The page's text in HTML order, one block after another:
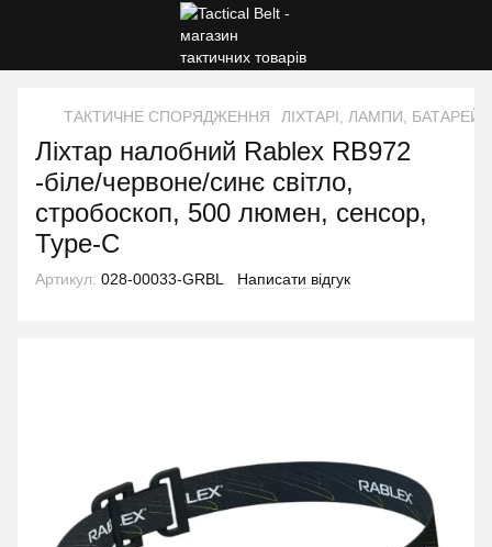
ТАКТИЧНЕ СПОРЯДЖЕННЯ ЛІХТАРІ, ЛАМПИ,
Ліхтар налобний Rablex RB972
-біле/червоне/синє світло,
стробоскоп, 500 люмен, сенсор,
Type-C
Артикул: 028-00033-GRBL Написати відгук